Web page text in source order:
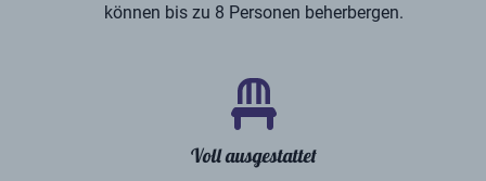
können bis zu 8 Personen beherbergen.
Voll ausgestattet